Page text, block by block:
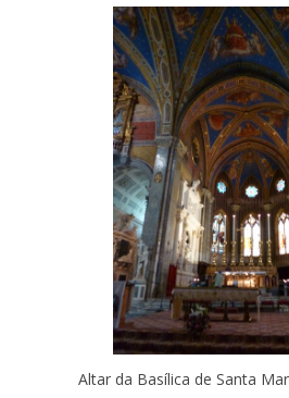
Altar da Basílica de Santa